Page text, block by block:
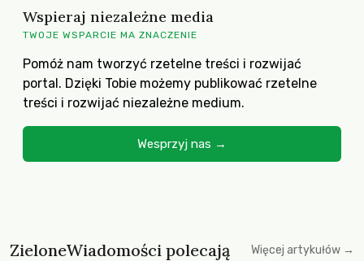
Wspieraj niezależne media
TWOJE WSPARCIE MA ZNACZENIE
Pomóż nam tworzyć rzetelne treści i rozwijać
portal. Dzięki Tobie możemy publikować rzetelne
treści i rozwijać niezależne medium.
Wesprzyj nas →
ZieloneWiadomości polecają Więcej artykułów →